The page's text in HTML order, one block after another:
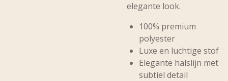
elegante look.
100% premium
polyester
Luxe en luchtige stof
Elegante halslijn met
subtiel detail